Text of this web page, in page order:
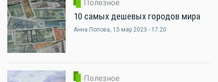
Полезное
10 самых дешевых городов мира
Анна Попова, 15 мар 2023 - 17:20
Полезное